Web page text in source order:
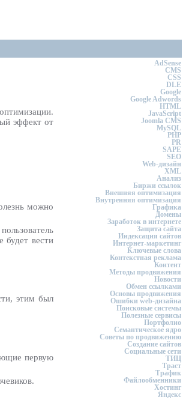
эффект от
можно
будет вести
этим был
первую
AdSense
CMS
CSS
DLE
Google
Google Adwords
HTML
JavaScript
Joomla CMS
MySQL
PHP
PR
SAPE
SEO
Web-дизайн
XML
Анализ
Биржи ссылок
Внешняя оптимизация
Внутренняя оптимизация
Графика
Домены
Заработок в интернете
Защита сайта
Индексация сайтов
Интернет-маркетинг
Ключевые слова
Контекстная реклама
Контент
Методы продвижения
Новости
Обмен ссылками
Основы продвижения
Ошибки web-дизайна
Поисковые системы
Полезные сервисы
Портфолио
Семантическое ядро
Советы по продвижению
Создание сайтов
Социальные сети
ТИЦ
Траст
Трафик
Файлообменники
Хостинг
Яндекс